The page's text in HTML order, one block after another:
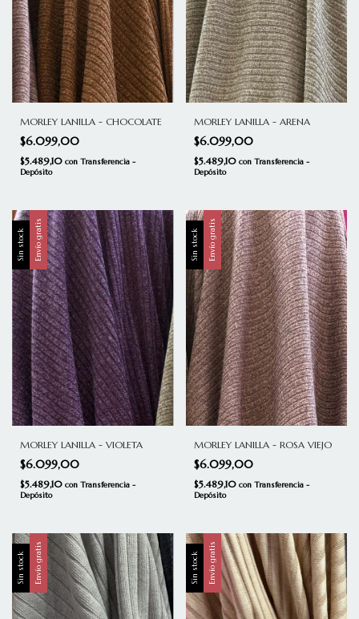
MORLEY LANILLA - CHOCOLATE
$6.099,00
$5.489,10 con Transferencia -
Depósito
MORLEY LANILLA - ARENA
$6.099,00
$5.489,10 con Transferencia -
Depósito
Sin stock Envío gratis
MORLEY LANILLA - VIOLETA
$6.099,00
$5.489,10 con Transferencia -
Depósito
Sin stock Envío gratis
MORLEY LANILLA - ROSA VIEJO
$6.099,00
$5.489,10 con Transferencia -
Depósito
Sin stock Envío gratis Sin stock Envío gratis